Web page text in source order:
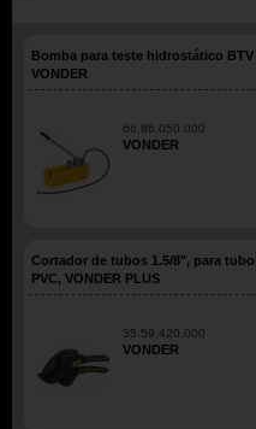
Bomba para teste hidrostático BTV
VONDER
66.86.050.000
VONDER
Cortador de tubos 1.5/8", para
PVC, VONDER PLUS
35.59.420.000
VONDER